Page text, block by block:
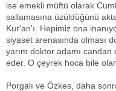
ise emekli müftü olarak
sallamasına üzüldüğünü
Kur'an'ı. Hepimiz ona
siyaset arenasında olması
yarım doktor adamı candan
eder. O çeyrek hoca bile
Porgalı ve Özkes, daha